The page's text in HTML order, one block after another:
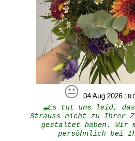
04 Aug 2026
❠Es tut uns leid,
Strauss nicht zu Ihrer
gestaltet haben. Wir
persöhnlich bei